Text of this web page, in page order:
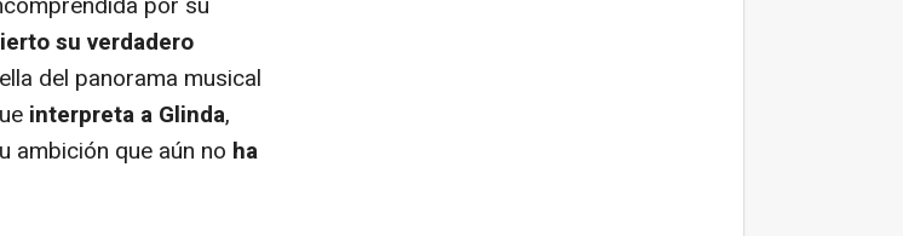
su verdadero
del panorama musical
interpreta a Glinda,
ambición que aún no ha